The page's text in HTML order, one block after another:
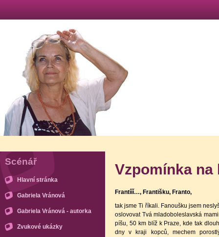
Scénář
Hlavní stránka
Gabriela Vránová
Gabriela Vránová - autorka
Zvukové ukázky
Vzpomínka na
Frantííí…, Františku, Franto,
tak jsme Ti říkali. Fanoušku jsem
oslovovat Tvá mladoboleslavská
píšu, 50 km blíž k Praze, kde tak
dny v kraji kopců, mechem